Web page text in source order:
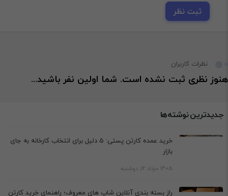
ثبت نظر
نظرات کاربران
هنوز نظری ثبت نشده است. شما اولین نفر باشید...
جدیدترین نوشته‌ها
خرید عمده کارتن پستی: 5 دلیل برای انتخاب کارخانه به جای
بازار
1405 مرداد 12, دوشنبه
راز بسته بندی آنلاین شاپ های معروف؛ راهنمای خرید کارتن